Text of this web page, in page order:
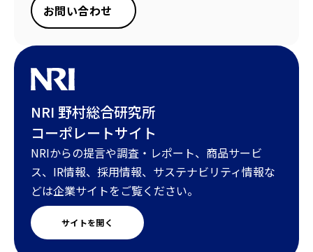
お問い合わせ
NRI 野村総合研究所
コーポレートサイト
NRIからの提言や調査・レポート、商品サービ
ス、IR情報、採用情報、サステナビリティ情報な
どは企業サイトをご覧ください。
サイトを開く